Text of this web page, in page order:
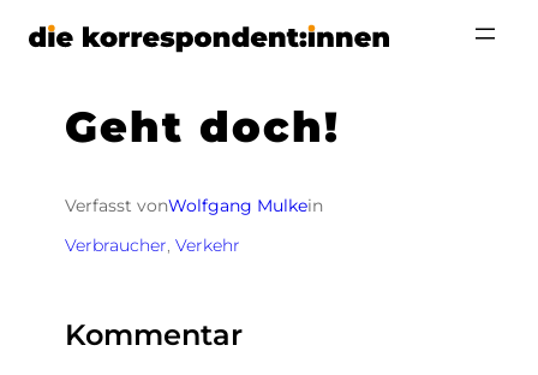
Zum
Geht doch!
Verfasst vonWolfgang Mulkein
Verbraucher, Verkehr
Kommentar